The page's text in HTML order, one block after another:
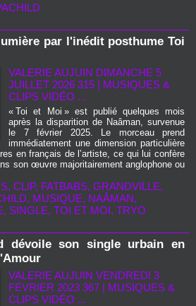
par l'inédit posthume Toi
VALERIE AUJUIN DIMANCHE 5
JUILLET 2026 315 | MUSIQUES &
CLIPS VIDÉO ...
« Toi et Moi » est publié quelques mois
après la disparition de Naâman, survenue
le 7 février 2025. Le morceau prend
immédiatement une dimension particulière
en français de l’artiste, ce qui lui confère
son œuvre majoritairement anglophone ou
, CLIP, FATBABS, GRANDVILLE,
, MUSIQUE, NAÂMAN,
, SINGLE, TOI ET MOI, TRYO
dévoile son single urbain en
VALERIE AUJUIN VENDREDI 3
FÉVRIER 2023 367 | MUSIQUES &
CLIPS VIDÉO ...